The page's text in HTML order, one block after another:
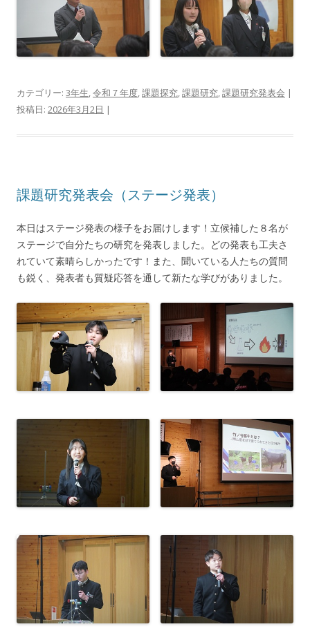
カテゴリー: 3年生,令和７年度,課題探究,課題研究,課題研究発表会 |
投稿日: 2026年3月2日 |
課題研究発表会（ステージ発表）
本日はステージ発表の様子をお届けします！立候補した８名が
ステージで自分たちの研究を発表しました。どの発表も工夫さ
れていて素晴らしかったです！また、聞いている人たちの質問
も鋭く、発表者も質疑応答を通して新たな学びがありました。